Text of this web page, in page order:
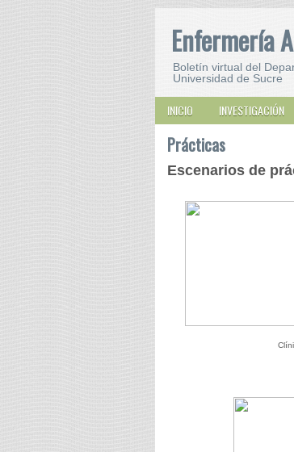
Enfermería
Boletín virtual del
Universidad de Sucre
INICIO INVESTIGACIÓN
Prácticas
Escenarios de